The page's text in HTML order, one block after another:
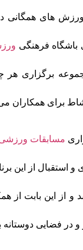
ورزش های همگانی
باشگاه فرهنگی
برگزاری هر
برای همکاران
مسابقات
و استقبال از این
و از این بابت از
در فضایی دوستانه